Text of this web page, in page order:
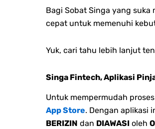
Bagi Sobat Singa yang
cepat untuk memenuhi
Yuk, cari tahu lebih lanjut
Singa Fintech, Aplikasi
Untuk mempermudah
App Store. Dengan aplikasi
BERIZIN dan DIAWASI oleh